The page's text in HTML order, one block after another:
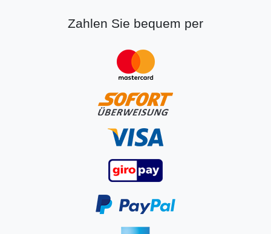
Zahlen Sie bequem per